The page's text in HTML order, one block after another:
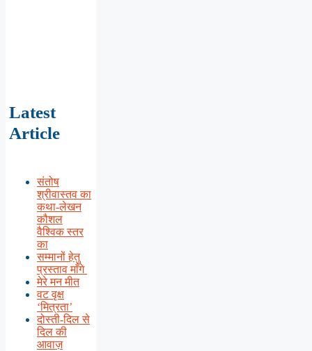
Latest
Article
संतोष
श्रीवास्तव का
कथा-लेखन
कौशल
वैश्विक स्तर
का
सम्मानों हेतु
प्रस्ताव माँगे
मेरे मन मीत
वट वृक्ष
‘मित्रता’
दोस्ती-दिल से
दिल की
आवाज़